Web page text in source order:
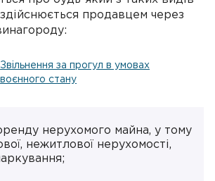
продавцем через
Звільнення за прогул в умовах
воєнного стану
нерухомого майна, у тому
нежитлової нерухомості,